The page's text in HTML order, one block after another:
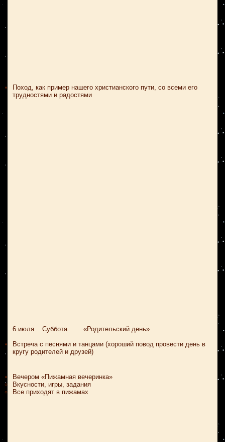
Поход, как пример нашего христианского пути, со всеми его
трудностями и радостями
6 июля Суббота «Родительский день»
Встреча с песнями и танцами (хороший повод провести день в
кругу родителей и друзей)
Вечером «Пижамная вечеринка»
Вкусности, игры, задания
Все приходят в пижамах